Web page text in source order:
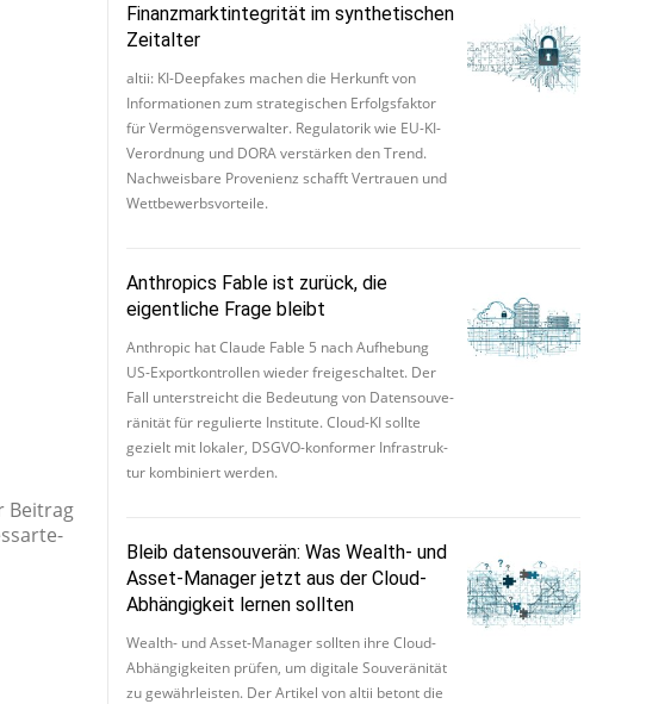
Bei­trag
Finanzmarktintegrität im synthetischen
Zeitalter
altii: KI-Deepfakes machen die Herkunft von
Informationen zum strategischen Erfolgsfaktor
für Vermögensverwalter. Regulatorik wie EU-KI-
Verordnung und DORA verstärken den Trend.
Nachweisbare Provenienz schafft Vertrauen und
Wettbewerbsvorteile.
Anthropics Fable ist zurück, die
eigentliche Frage bleibt
An­thro­pic hat Claude Fable 5 nach Auf­he­bung
US-Ex­port­kon­trol­len wieder frei­ge­schal­tet. Der
Fall un­ter­streicht die Be­deu­tung von Da­ten­sou­ve­
rä­ni­tät für re­gu­lier­te In­sti­tu­te. Cloud-KI sollte
gezielt mit lokaler, DSGVO-kon­for­mer In­fra­s­truk­
tur kom­bi­niert werden.
Bleib datensouverän: Was Wealth- und
Asset-Manager jetzt aus der Cloud-
Abhängigkeit lernen sollten
Wealth- und Asset-Manager sollten ihre Cloud-
Ab­hän­gig­kei­ten prüfen, um di­gi­ta­le Sou­ve­rä­ni­tät
zu ge­währ­leis­ten. Der Artikel von al­tii betont die